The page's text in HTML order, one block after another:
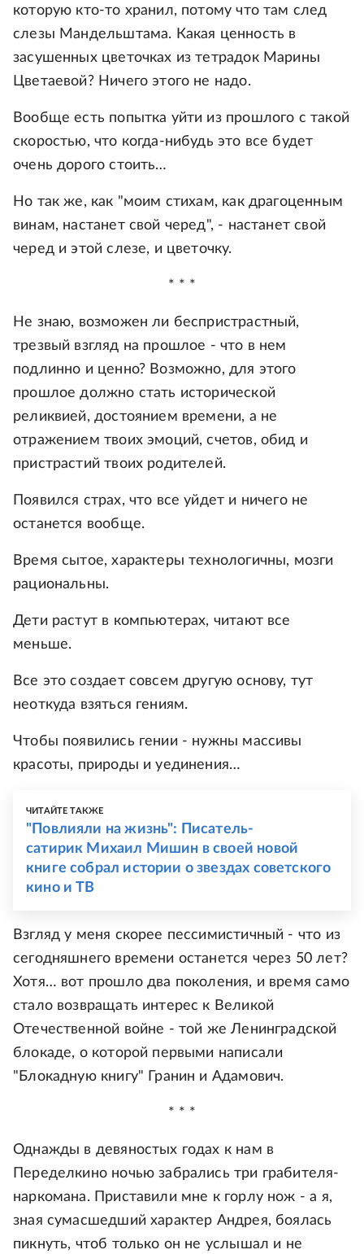
которую кто-то хранил, потому что там след
слезы Мандельштама. Какая ценность в
засушенных цветочках из тетрадок Марины
Цветаевой? Ничего этого не надо.
Вообще есть попытка уйти из прошлого с такой
скоростью, что когда-нибудь это все будет
очень дорого стоить…
Но так же, как "моим стихам, как драгоценным
винам, настанет свой черед", - настанет свой
черед и этой слезе, и цветочку.
* * *
Не знаю, возможен ли беспристрастный,
трезвый взгляд на прошлое - что в нем
подлинно и ценно? Возможно, для этого
прошлое должно стать исторической
реликвией, достоянием времени, а не
отражением твоих эмоций, счетов, обид и
пристрастий твоих родителей.
Появился страх, что все уйдет и ничего не
останется вообще.
Время сытое, характеры технологичны, мозги
рациональны.
Дети растут в компьютерах, читают все
меньше.
Все это создает совсем другую основу, тут
неоткуда взяться гениям.
Чтобы появились гении - нужны массивы
красоты, природы и уединения…
ЧИТАЙТЕ ТАКЖЕ
"Повлияли на жизнь": Писатель-
сатирик Михаил Мишин в своей новой
книге собрал истории о звездах советского
кино и ТВ
Взгляд у меня скорее пессимистичный - что из
сегодняшнего времени останется через 50 лет?
Хотя… вот прошло два поколения, и время само
стало возвращать интерес к Великой
Отечественной войне - той же Ленинградской
блокаде, о которой первыми написали
"Блокадную книгу" Гранин и Адамович.
* * *
Однажды в девяностых годах к нам в
Переделкино ночью забрались три грабителя-
наркомана. Приставили мне к горлу нож - а я,
зная сумасшедший характер Андрея, боялась
пикнуть, чтоб только он не услышал и не